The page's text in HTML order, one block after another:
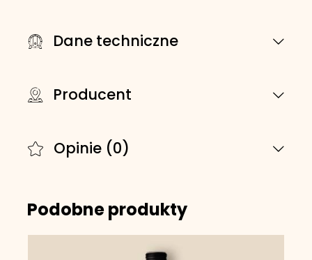
Dane techniczne
Producent
Opinie (0)
Podobne produkty